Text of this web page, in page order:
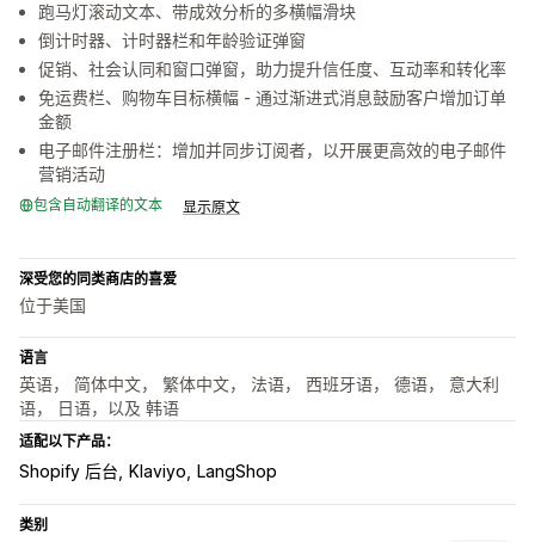
跑马灯滚动文本、带成效分析的多横幅滑块
倒计时器、计时器栏和年龄验证弹窗
促销、社会认同和窗口弹窗，助力提升信任度、互动率和转化率
免运费栏、购物车目标横幅 - 通过渐进式消息鼓励客户增加订单
金额
电子邮件注册栏：增加并同步订阅者，以开展更高效的电子邮件
营销活动
包含自动翻译的文本 显示原文
深受您的同类商店的喜爱
位于美国
语言
英语， 简体中文， 繁体中文， 法语， 西班牙语， 德语， 意大利
语， 日语，以及 韩语
适配以下产品：
Shopify 后台 Klaviyo LangShop
类别